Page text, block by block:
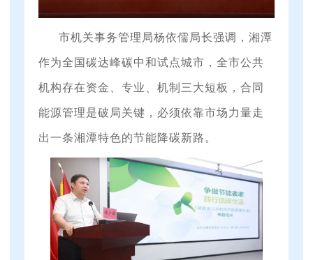
市机关事务管理局杨依儒局长强调，湘潭
作为全国碳达峰碳中和试点城市，全市公共
机构存在资金、专业、机制三大短板，合同
能源管理是破局关键，必须依靠市场力量走
出一条湘潭特色的节能降碳新路。